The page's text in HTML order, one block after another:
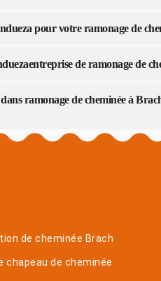
pour votre ramonage de
de ramonage de
ramonage de cheminée à
de cheminée Brach
chapeau de cheminée